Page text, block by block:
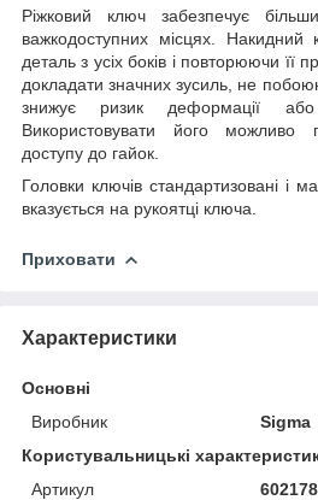
Ріжковий ключ забезпечує
важкодоступних місцях. Накидний
деталь з усіх боків і повторюючи її
докладати значних зусиль, не
знижує ризик деформації
Використовувати його можливо
доступу до гайок.
Головки ключів стандартизовані і
вказується на рукоятці ключа.
Приховати
Характеристики
Основні
Виробник
Sigma
Користувальницькі
Артикул